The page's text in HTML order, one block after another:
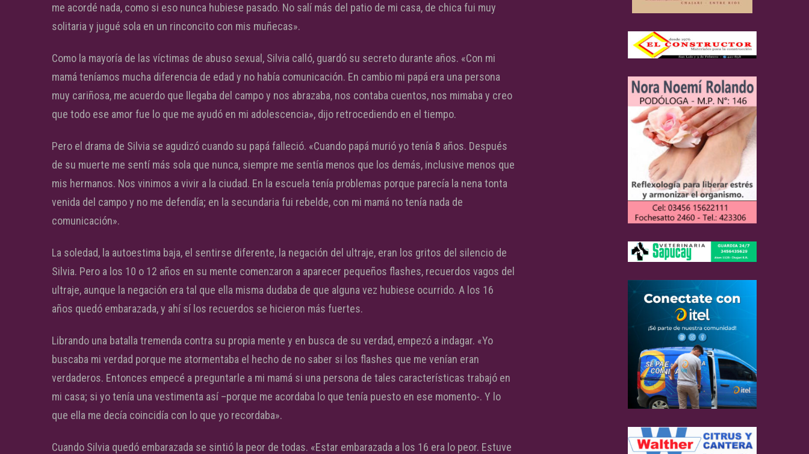
me acordé nada, como si eso nunca hubiese pasado. No salí más del patio de mi casa, de chica fui muy
solitaria y jugué sola en un rinconcito con mis muñecas».
Como la mayoría de las víctimas de abuso sexual, Silvia calló, guardó su secreto durante años. «Con mi
mamá teníamos mucha diferencia de edad y no había comunicación. En cambio mi papá era una persona
muy cariñosa, me acuerdo que llegaba del campo y nos abrazaba, nos contaba cuentos, nos mimaba y creo
que todo ese amor fue lo que me ayudó en mi adolescencia», dijo retrocediendo en el tiempo.
Pero el drama de Silvia se agudizó cuando su papá falleció. «Cuando papá murió yo tenía 8 años. Después
de su muerte me sentí más sola que nunca, siempre me sentía menos que los demás, inclusive menos que
mis hermanos. Nos vinimos a vivir a la ciudad. En la escuela tenía problemas porque parecía la nena tonta
venida del campo y no me defendía; en la secundaria fui rebelde, con mi mamá no tenía nada de
comunicación».
La soledad, la autoestima baja, el sentirse diferente, la negación del ultraje, eran los gritos del silencio de
Silvia. Pero a los 10 o 12 años en su mente comenzaron a aparecer pequeños flashes, recuerdos vagos del
ultraje, aunque la negación era tal que ella misma dudaba de que alguna vez hubiese ocurrido. A los 16
años quedó embarazada, y ahí sí los recuerdos se hicieron más fuertes.
Librando una batalla tremenda contra su propia mente y en busca de su verdad, empezó a indagar. «Yo
buscaba mi verdad porque me atormentaba el hecho de no saber si los flashes que me venían eran
verdaderos. Entonces empecé a preguntarle a mi mamá si una persona de tales características trabajó en
mi casa; si yo tenía una vestimenta así –porque me acordaba lo que tenía puesto en ese momento-. Y lo
que ella me decía coincidía con lo que yo recordaba».
Cuando Silvia quedó embarazada se sintió la peor de todas. «Estar embarazada a los 16 era lo peor. Estuve